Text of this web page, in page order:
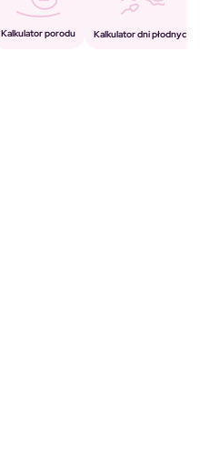
Kalkulator porodu Kalkulator dni płodnych